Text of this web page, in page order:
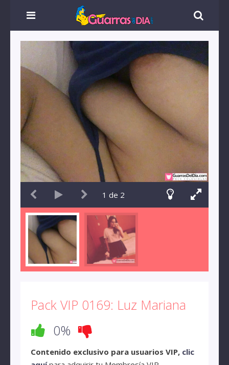
1 de 2
Pack VIP 0169: Luz Mariana
0%
Contenido exclusivo para usuarios VIP, clic